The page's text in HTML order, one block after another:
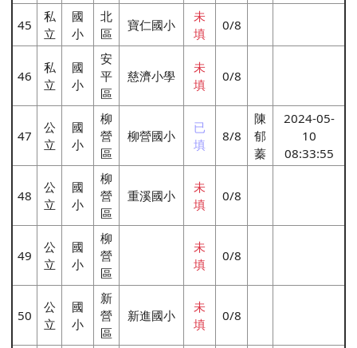
45
私
立
國
小
北
區
寶仁國小
未
填
0/8
46
私
立
國
小
安
平
區
慈濟小學
未
填
0/8
47
公
立
國
小
柳
營
區
柳營國小
已
填
8/8
陳
郁
蓁
2024-05-
10
08:33:55
48
公
立
國
小
柳
營
區
重溪國小
未
填
0/8
49
公
立
國
小
柳
營
區
未
填
0/8
50
公
立
國
小
新
營
區
新進國小
未
填
0/8